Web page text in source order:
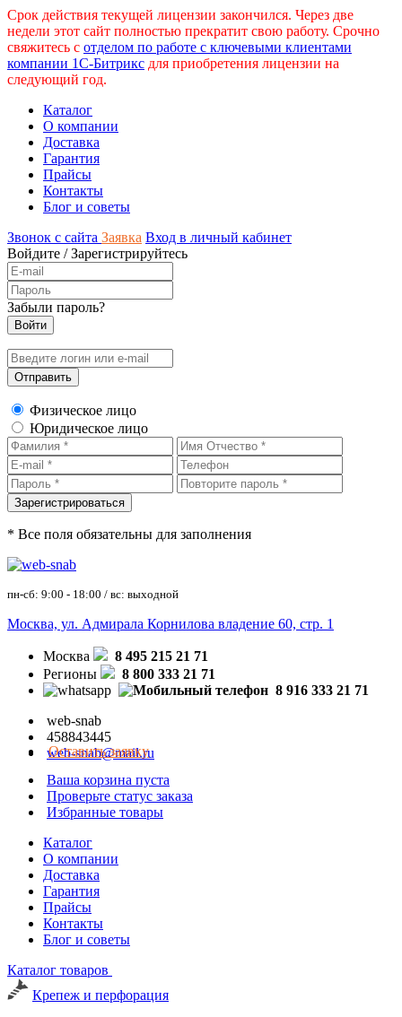
Срок действия текущей лицензии закончился. Через две
недели этот сайт полностью прекратит свою работу. Срочно
свяжитесь с отделом по работе с ключевыми клиентами
компании 1С-Битрикс для приобретения лицензии на
следующий год.
Каталог
О компании
Доставка
Гарантия
Прайсы
Контакты
Блог и советы
Звонок с сайта Заявка Вход в личный кабинет
Войдите /Зарегистрируйтесь
Забыли пароль?
Физическое лицо
Юридическое лицо
* Все поля обязательны для заполнения
пн-сб: 9:00 - 18:00 / вс: выходной
Москва, ул. Адмирала Корнилова владение 60, стр. 1
Москва
8 495 215 21 71
Регионы
8 800 333 21 71
8 916 333 21 71
web-snab
458843445
web-snab@mail.ru
Оставить заявку
Ваша корзина пуста
Проверьте статус заказа
Избранные товары
Каталог
О компании
Доставка
Гарантия
Прайсы
Контакты
Блог и советы
Каталог товаров
Крепеж и перфорация